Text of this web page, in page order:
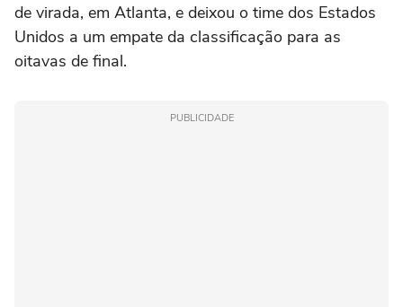
de virada, em Atlanta, e deixou o time dos Estados
Unidos a um empate da classificação para as
oitavas de final.
PUBLICIDADE